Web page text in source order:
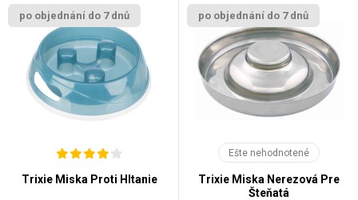
po objednání do 7 dnů
Trixie Miska Proti Hltanie
po objednání do 7 dnů
Ešte nehodnotené
Trixie Miska Nerezová Pre
Šteňatá